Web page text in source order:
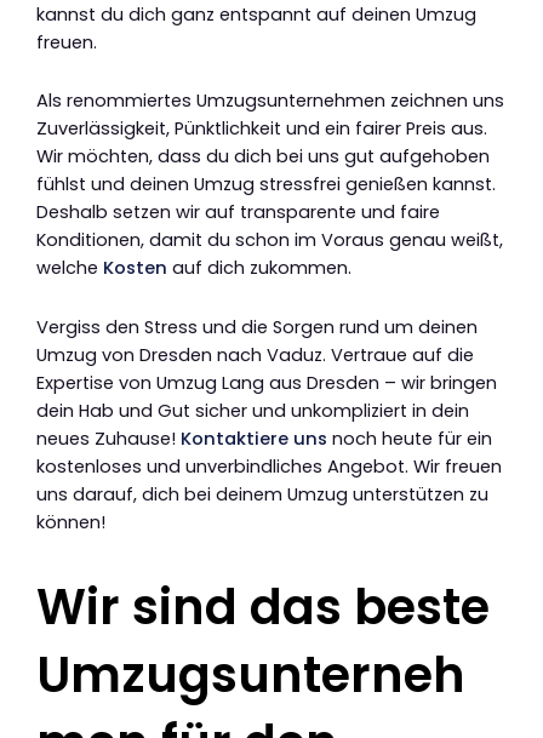
kannst du dich ganz entspannt auf deinen Umzug
freuen.
Als renommiertes Umzugsunternehmen zeichnen uns
Zuverlässigkeit, Pünktlichkeit und ein fairer Preis aus.
Wir möchten, dass du dich bei uns gut aufgehoben
fühlst und deinen Umzug stressfrei genießen kannst.
Deshalb setzen wir auf transparente und faire
Konditionen, damit du schon im Voraus genau weißt,
welche Kosten auf dich zukommen.
Vergiss den Stress und die Sorgen rund um deinen
Umzug von Dresden nach Vaduz. Vertraue auf die
Expertise von Umzug Lang aus Dresden – wir bringen
dein Hab und Gut sicher und unkompliziert in dein
neues Zuhause! Kontaktiere uns noch heute für ein
kostenloses und unverbindliches Angebot. Wir freuen
uns darauf, dich bei deinem Umzug unterstützen zu
können!
Wir sind das beste
Umzugsunterneh